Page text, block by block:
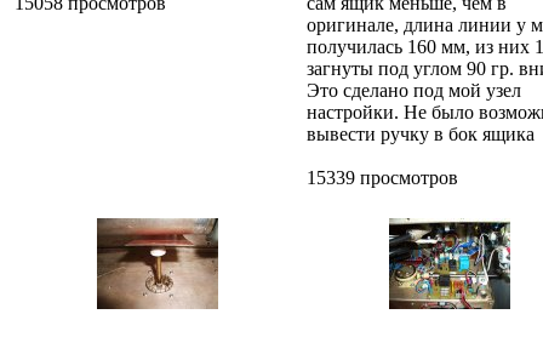
оригинале, длина линии у
получилась 160 мм, из них
загнуты под углом 90 гр.
Это сделано под мой узел
настройки. Не было
вывести ручку в бок ящика
15339 просмотров